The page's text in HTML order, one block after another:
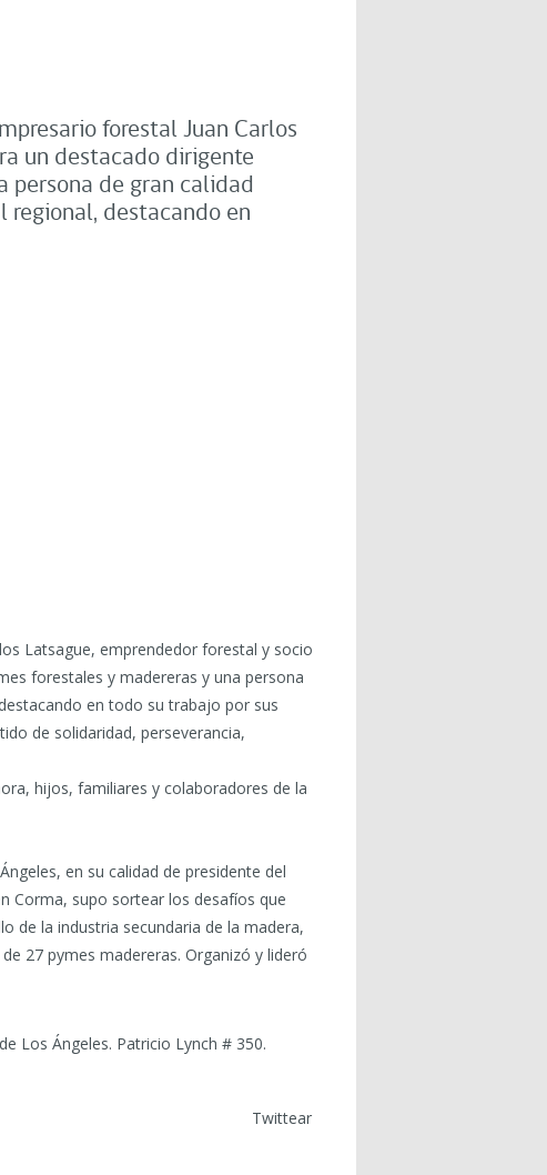
forestal Juan Carlos
un destacado dirigente
persona de gran calidad
regional, destacando en
Latsague, emprendedor forestal y socio
forestales y madereras y una persona
en todo su trabajo por sus
de solidaridad, perseverancia,
hijos, familiares y colaboradores de la
en su calidad de presidente del
Corma, supo sortear los desafíos que
de la industria secundaria de la madera,
27 pymes madereras. Organizó y lideró
Los Ángeles. Patricio Lynch # 350.
Twittear